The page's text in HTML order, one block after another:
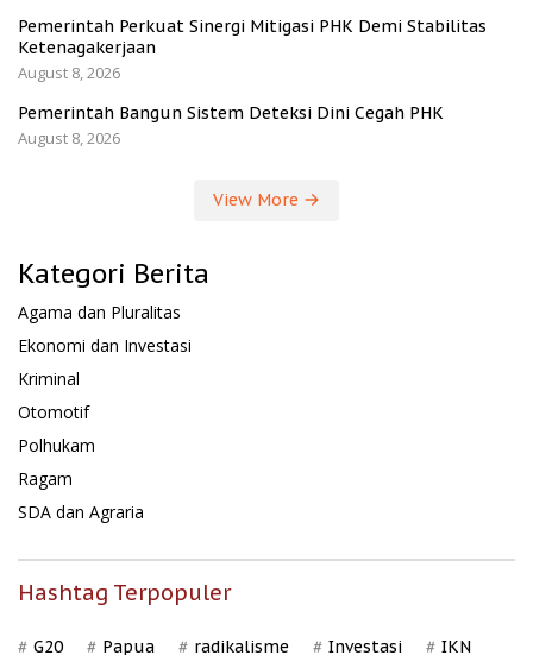
Pemerintah Perkuat Sinergi Mitigasi PHK Demi Stabilitas
Ketenagakerjaan
August 8, 2026
Pemerintah Bangun Sistem Deteksi Dini Cegah PHK
August 8, 2026
View More
Kategori Berita
Agama dan Pluralitas
Ekonomi dan Investasi
Kriminal
Otomotif
Polhukam
Ragam
SDA dan Agraria
Hashtag Terpopuler
G20 Papua radikalisme Investasi IKN